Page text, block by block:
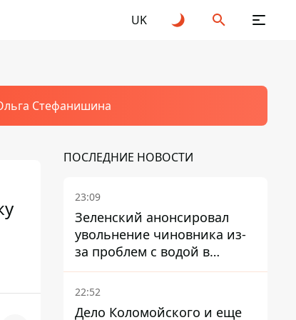
UK
Стефанишина
ПОСЛЕДНИЕ НОВОСТИ
23:09
Зеленский анонсировал
увольнение чиновника из-
за проблем с водой в
Марганце
22:52
Дело Коломойского и еще